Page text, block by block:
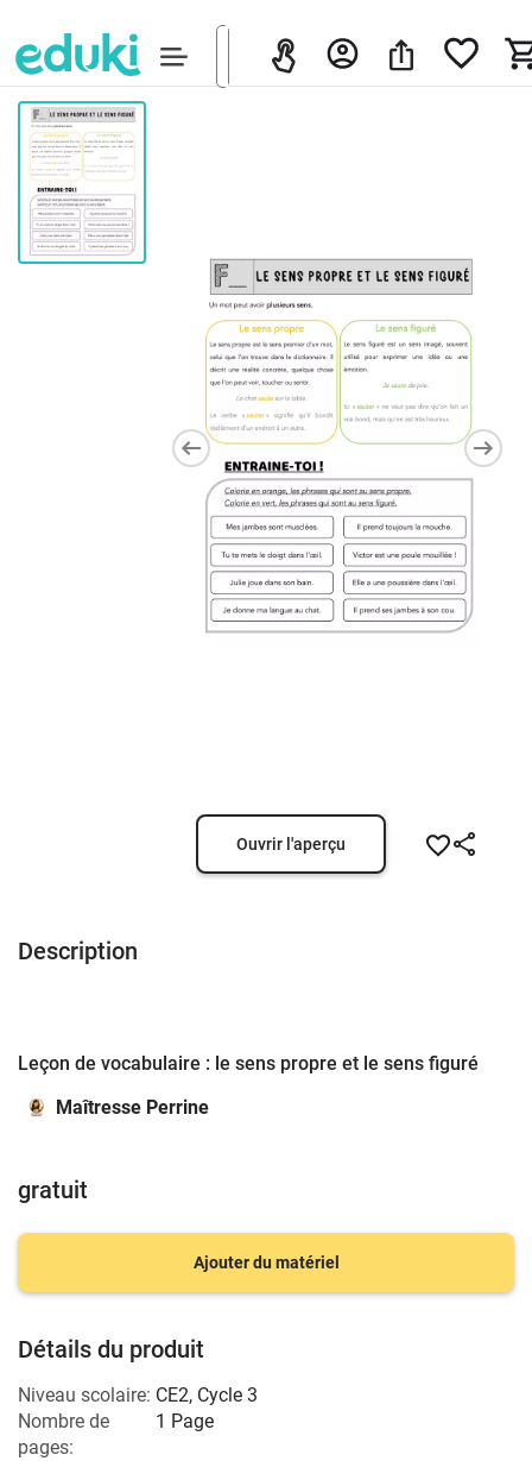
Ouvrir l'aperçu
Description
Leçon de vocabulaire : le sens propre et le sens figuré
Maîtresse Perrine
gratuit
Ajouter du matériel
Détails du produit
Niveau scolaire: CE2, Cycle 3
Nombre de
pages:
1 Page